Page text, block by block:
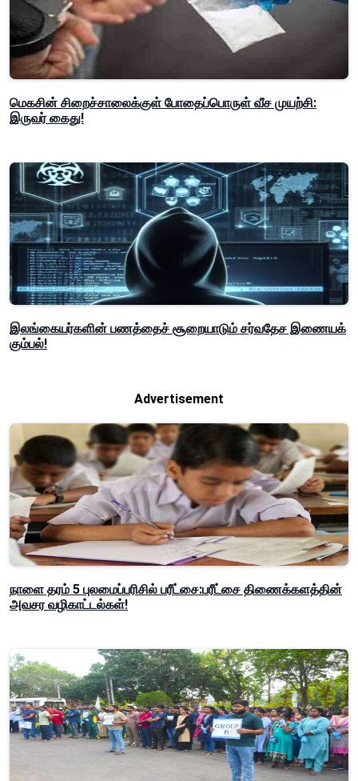
மெகசின் சிறைச்சாலைக்குள் போதைப்பொருள் வீச முயற்சி:
இருவர் கைது!
இலங்கையர்களின் பணத்தைச் சூறையாடும் சர்வதேச இணையக்
கும்பல்!
Advertisement
நாளை தரம் 5 புலமைப்பரிசில் பரீட்சை:பரீட்சை திணைக்களத்தின்
அவசர வழிகாட்டல்கள்!